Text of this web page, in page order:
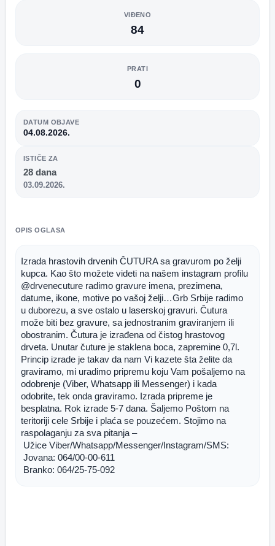
VIĐENO
84
PRATI
0
DATUM OBJAVE
04.08.2026.
ISTIČE ZA
28 dana
03.09.2026.
OPIS OGLASA
Izrada hrastovih drvenih ČUTURA sa gravurom po želji
kupca. Kao što možete videti na našem instagram profilu
@drvenecuture radimo gravure imena, prezimena,
datume, ikone, motive po vašoj želji…Grb Srbije radimo
u duborezu, a sve ostalo u laserskoj gravuri. Čutura
može biti bez gravure, sa jednostranim graviranjem ili
obostranim. Čutura je izrađena od čistog hrastovog
drveta. Unutar čuture je staklena boca, zapremine 0,7l.
Princip izrade je takav da nam Vi kazete šta želite da
graviramo, mi uradimo pripremu koju Vam pošaljemo na
odobrenje (Viber, Whatsapp ili Messenger) i kada
odobrite, tek onda graviramo. Izrada pripreme je
besplatna. Rok izrade 5-7 dana. Šaljemo Poštom na
teritoriji cele Srbije i plaća se pouzećem. Stojimo na
raspolaganju za sva pitanja –
Užice Viber/Whatsapp/Messenger/Instagram/SMS:
Jovana: 064/00-00-611
Branko: 064/25-75-092